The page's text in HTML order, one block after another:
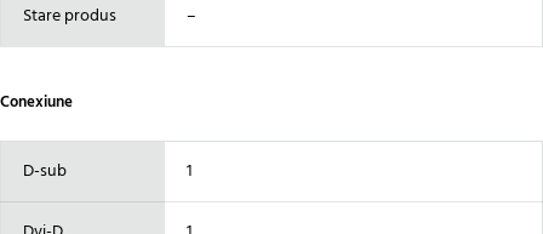
Stare produs –
Conexiune
D-sub 1